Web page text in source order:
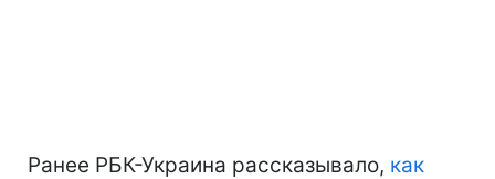
Ранее РБК-Украина рассказывало, как